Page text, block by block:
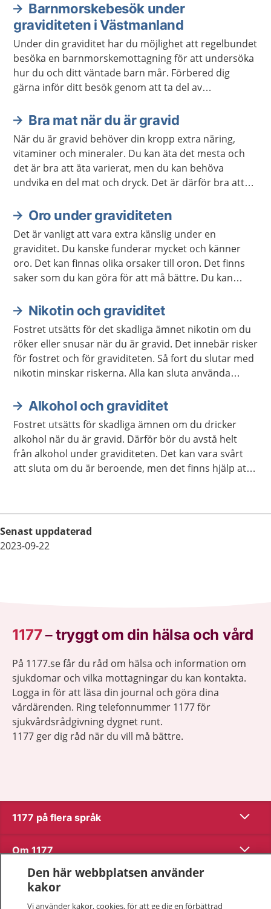
Barnmorskebesök under
graviditeten i Västmanland
Under din graviditet har du möjlighet att regelbundet
besöka en barnmorskemottagning för att undersöka
hur du och ditt väntade barn mår. Förbered dig
gärna inför ditt besök genom att ta del av
Bra mat när du är gravid
När du är gravid behöver din kropp extra näring,
vitaminer och mineraler. Du kan äta det mesta och
det är bra att äta varierat, men du kan behöva
undvika en del mat och dryck. Det är därför bra att
Oro under graviditeten
Det är vanligt att vara extra känslig under en
graviditet. Du kanske funderar mycket och känner
oro. Det kan finnas olika orsaker till oron. Det finns
saker som du kan göra för att må bättre. Du kan
en barnmorska.
Nikotin och graviditet
Fostret utsätts för det skadliga ämnet nikotin om du
röker eller snusar när du är gravid. Det innebär risker
för fostret och för graviditeten. Så fort du slutar med
nikotin minskar riskerna. Alla kan sluta använda
nikotinplåster, nikotintuggummi och e-cigaretter.
Alkohol och graviditet
Fostret utsätts för skadliga ämnen om du dricker
alkohol när du är gravid. Därför bör du avstå helt
från alkohol under graviditeten. Det kan vara svårt
att sluta om du är beroende, men det finns hjälp att
Senast uppdaterad
2023-09-22
1177–tryggt om din hälsa och vård
På 1177.se får du råd om hälsa och information om
sjukdomar och vilka mottagningar du kan kontakta.
Logga in för att läsa din journal och göra dina
vårdärenden. Ring telefonnummer 1177 för
sjukvårdsrådgivning dygnet runt.
1177 ger dig råd när du vill må bättre.
1177 på flera språk Visa
Om 1177 Visa
Kontakt
Den här webbplatsen använder
kakor
Vi använder kakor, cookies, för att ge dig en förbättrad